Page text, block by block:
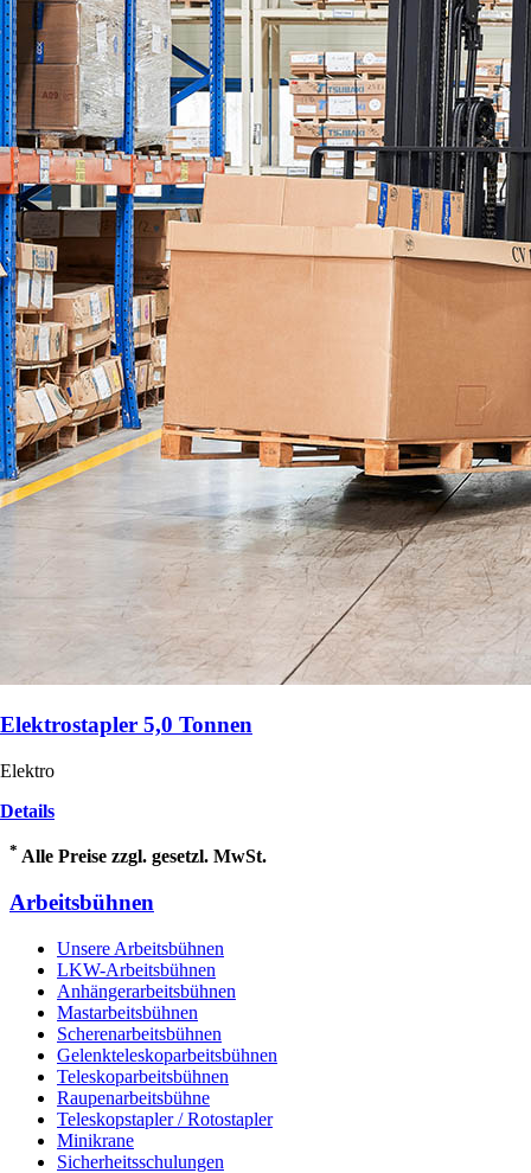
Elektrostapler 5,0 Tonnen
Elektro
Details
* Alle Preise zzgl. gesetzl. MwSt.
Arbeitsbühnen
Unsere Arbeitsbühnen
LKW-Arbeitsbühnen
Anhängerarbeitsbühnen
Mastarbeitsbühnen
Scherenarbeitsbühnen
Gelenkteleskoparbeitsbühnen
Teleskoparbeitsbühnen
Raupenarbeitsbühne
Teleskopstapler / Rotostapler
Minikrane
Sicherheitsschulungen